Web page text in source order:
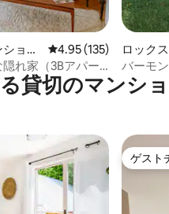
均評価
ョ
レビュー135件、5つ
4.95 (135)
れ家（3Bアパー
ロック
ン・ア
バーモ
イベー
貸切のマンシ
ゲスト
ゲスト